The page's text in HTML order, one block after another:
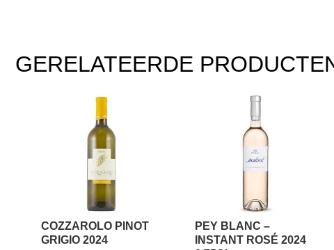
GERELATEERDE
COZZAROLO PINOT
GRIGIO 2024
PEY BLANC –
INSTANT ROSÉ 2024